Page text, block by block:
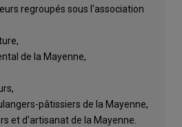
regroupés sous l'association
de la Mayenne,
pâtissiers de la Mayenne,
et d'artisanat de la Mayenne.